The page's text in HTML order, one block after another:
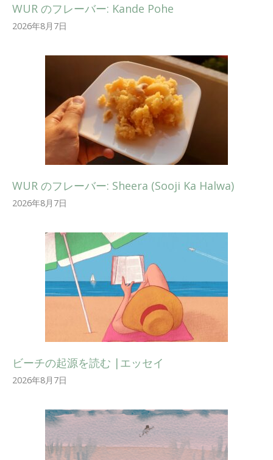
WUR のフレーバー: Kande Pohe
2026年8月7日
WUR のフレーバー: Sheera (Sooji Ka Halwa)
2026年8月7日
ビーチの起源を読む |エッセイ
2026年8月7日